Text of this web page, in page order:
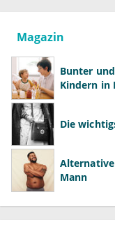
Magazin
Bunter
Kindern in
Die
Mann